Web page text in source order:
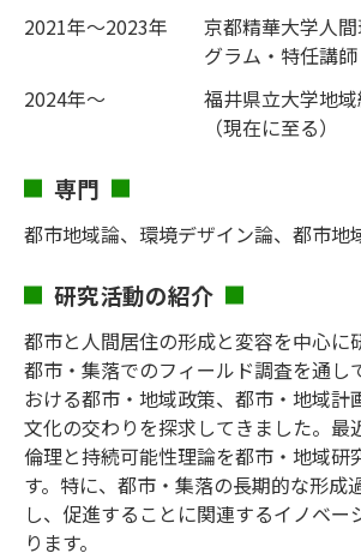
2021年～2023年
京都精華大学人
グラム・特任講師
2024年～
福井県立大学地
（現在に至る）
専門
都市地域論、環境デザイン論、都市地
研究活動の紹介
都市と人間居住の形成と変容を中心に
都市・集落でのフィールド調査を通し
おける都市・地域政策、都市・地域計
文化の交わりを探求してきました。最
倫理と持続可能性理論を都市・地域研
す。特に、都市・集落の長期的な形成
し、促進することに関連するイノベー
ります。